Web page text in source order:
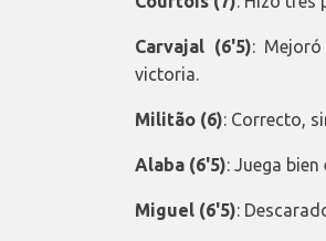
Carvajal (6'5):
victoria.
Militão (6): Correcto,
Alaba (6'5): Juega
Miguel (6'5):